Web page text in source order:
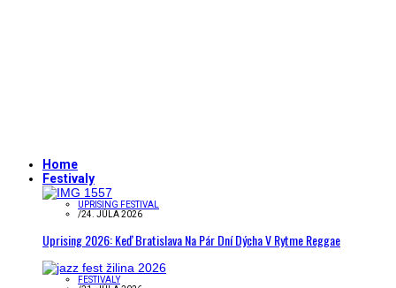
Home
Festivaly
UPRISING FESTIVAL
/24. JÚLA 2026
Uprising 2026: Keď Bratislava Na Pár Dní Dýcha V Rytme Reggae
FESTIVALY